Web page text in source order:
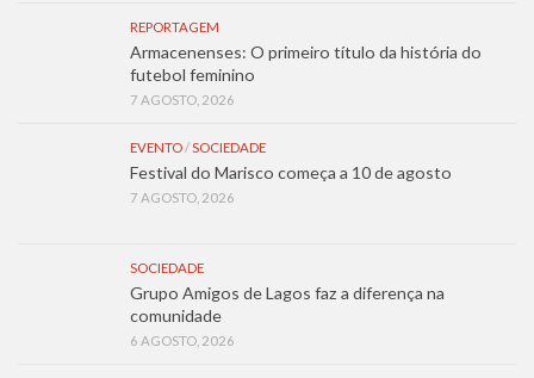
REPORTAGEM
Armacenenses: O primeiro título da história do
futebol feminino
7 AGOSTO, 2026
EVENTO / SOCIEDADE
Festival do Marisco começa a 10 de agosto
7 AGOSTO, 2026
SOCIEDADE
Grupo Amigos de Lagos faz a diferença na
comunidade
6 AGOSTO, 2026